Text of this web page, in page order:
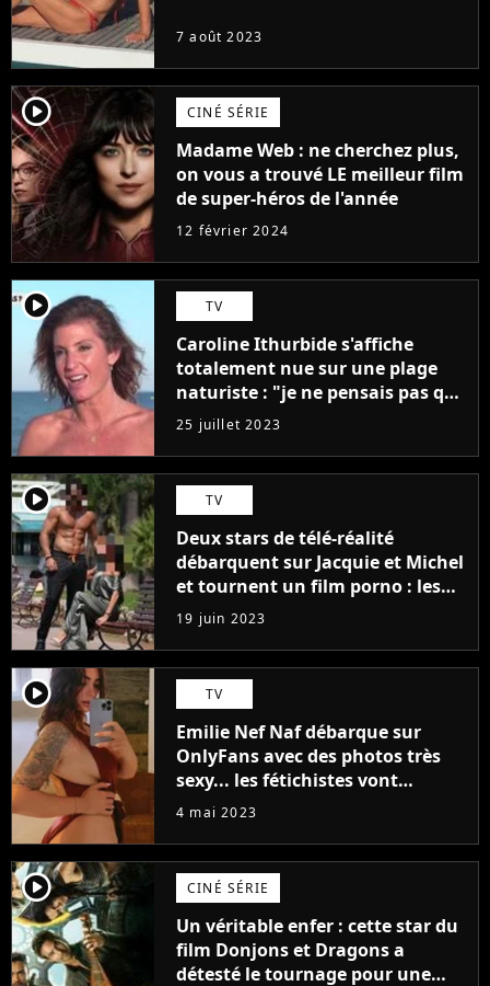
7 août 2023
player2 CINÉ SÉRIE
Madame Web : ne cherchez plus,
on vous a trouvé LE meilleur film
de super-héros de l'année
12 février 2024
player2 TV
Caroline Ithurbide s'affiche
totalement nue sur une plage
naturiste : "je ne pensais pas que
j'arriverais à le faire..."
25 juillet 2023
player2 TV
Deux stars de télé-réalité
débarquent sur Jacquie et Michel
et tournent un film porno : les
premières images du tournage
(exclu)
19 juin 2023
player2 TV
Emilie Nef Naf débarque sur
OnlyFans avec des photos très
sexy... les fétichistes vont
prendre leur pied !
4 mai 2023
player2 CINÉ SÉRIE
Un véritable enfer : cette star du
film Donjons et Dragons a
détesté le tournage pour une